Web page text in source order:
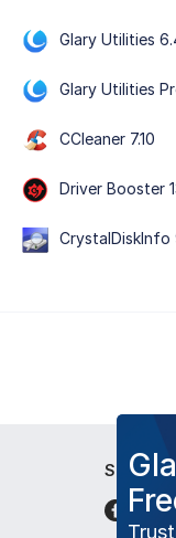
Glary Utilities
Glary Utilities
CCleaner 7.10
Driver Booster
CrystalDiskInfo
Suivez-